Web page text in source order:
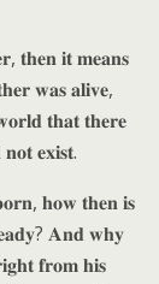
𝐭𝐡𝐞𝐧 𝐢𝐭 𝐦𝐞𝐚𝐧𝐬
𝐰𝐚𝐬 𝐚𝐥𝐢𝐯𝐞,
𝐭𝐡𝐚𝐭 𝐭𝐡𝐞𝐫𝐞
𝐞𝐱𝐢𝐬𝐭.
𝐡𝐨𝐰 𝐭𝐡𝐞𝐧 𝐢𝐬
𝐀𝐧𝐝 𝐰𝐡𝐲
𝐟𝐫𝐨𝐦 𝐡𝐢𝐬